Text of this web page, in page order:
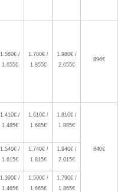
1.580€ /
1.655€
1.780€ /
1.855€
1.980€ /
2.055€
896€
1.410€ /
1.485€
1.610€ /
1.685€
1.810€ /
1.885€
840€
1.540€ /
1.615€
1.740€ /
1.815€
1.940€ /
2.015€
1.390€ /
1.465€
1.590€ /
1.665€
1.790€ /
1.865€